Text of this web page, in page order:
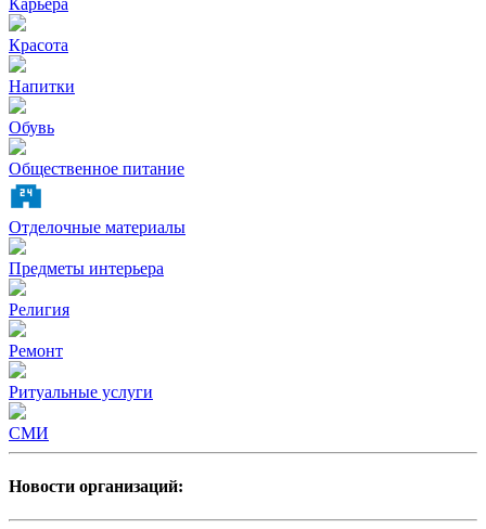
Красота
Напитки
Обувь
Общественное питание
Отделочные материалы
Предметы интерьера
Религия
Ремонт
Ритуальные услуги
СМИ
Новости организаций: